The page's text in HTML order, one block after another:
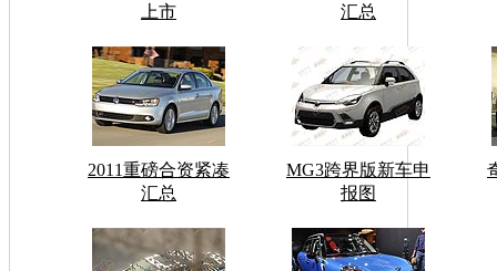
上市
汇总
2011重磅合资紧凑
汇总
MG3跨界版新车申
报图